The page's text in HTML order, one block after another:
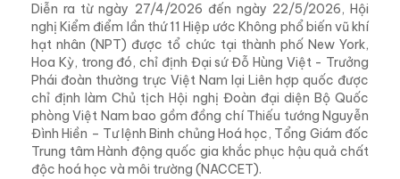
Diễn ra từ ngày 27/4/2026 đến ngày 22/5/2026, Hội
nghị Kiểm điểm lần thứ 11 Hiệp ước Không phổ biến vũ khí
hạt nhân (NPT) được tổ chức tại thành phố New York,
Hoa Kỳ, trong đó, chỉ định Đại sứ Đỗ Hùng Việt - Trưởng
Phái đoàn thường trực Việt Nam lại Liên hợp quốc được
chỉ định làm Chủ tịch Hội nghị Đoàn đại diện Bộ Quốc
phòng Việt Nam bao gồm đồng chí Thiếu tướng Nguyễn
Đình Hiền – Tư lệnh Binh chủng Hoá học, Tổng Giám đốc
Trung tâm Hành động quốc gia khắc phục hậu quả chất
độc hoá học và môi trường (NACCET).